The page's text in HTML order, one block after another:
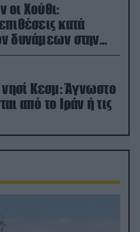
οι Χούθι:
κατά
δυνάμεων στην
& στη
νησί Κεσμ: Άγνωστο
από το Ιράν ή τις